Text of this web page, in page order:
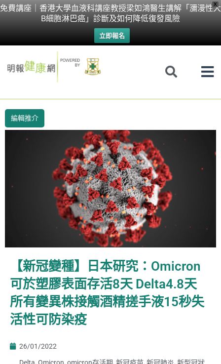
X
免費講座｜香港大學血液科講座教授梁如鴻醫生講解「瀰漫性大
B細胞淋巴癌」診斷及如何降低復發風險
立即報名
Skip
編輯推介
【新冠變種】日本研究：Omicron
可於塑膠表面存活8天 Delta4.8天
所有變異株接觸酒精搓手液15秒失
活性可防染疫
26/01/2022
Delta, Omicron, omicron存活期, 新冠疫苗, 新冠肺炎, 新型冠狀